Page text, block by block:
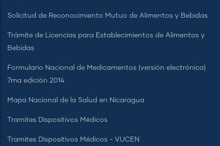
Solicitud de Reconocimiento Mutuo de Alimentos y Bebidas
Trámite de Licencias para Establecimientos de Alimentos y
Bebidas
Formulario Nacional de Medicamentos (versión electrónica)
7ma edición 2014
Mapa Nacional de la Salud en Nicaragua
Tramites Dispositivos Médicos
Tramites Dispositivos Médicos - VUCEN